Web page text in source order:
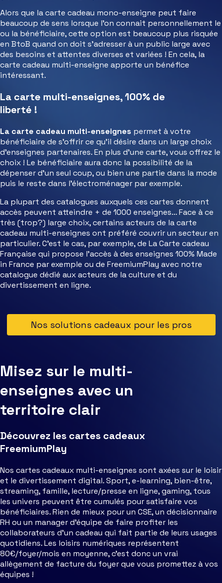
Alors que la carte cadeau mono-enseigne peut faire
beaucoup de sens lorsque l’on connait personnellement le
ou la bénéficiaire, cette option est beaucoup plus risquée
en BtoB quand on doit s’adresser à un public large avec
des besoins et attentes diverses et variées ! En cela, la
carte cadeau multi-enseigne apporte un bénéfice
intéressant.
La carte multi-enseignes, 100% de
liberté !
La carte cadeau multi-enseignes permet à votre
bénéficiaire de s’offrir ce qu’il désire dans un large choix
d’enseignes partenaires. En plus d’une carte, vous offrez le
choix ! Le bénéficiaire aura donc la possibilité de la
dépenser d’un seul coup, ou bien une partie dans la mode
puis le reste dans l’électroménager par exemple.
La plupart des catalogues auxquels ces cartes donnent
accès peuvent atteindre + de 1000 enseignes… Face à ce
très (trop?) large choix, certains acteurs de la carte
cadeau multi-enseignes ont préféré couvrir un secteur en
particulier. C’est le cas, par exemple, de La Carte cadeau
Française qui propose l’accès à des enseignes 100% Made
in France par exemple ou de FreemiumPlay avec notre
catalogue dédié aux acteurs de la culture et du
divertissement en ligne.
Nos solutions cadeaux pour les pros
Misez sur le multi-
enseignes avec un
territoire clair
Découvrez les cartes cadeaux
FreemiumPlay
Nos cartes cadeaux multi-enseignes sont axées sur le loisir
et le divertissement digital. Sport, e-learning, bien-être,
streaming, famille, lecture/presse en ligne, gaming, tous
les univers peuvent être cumulés pour satisfaire vos
bénéficiaires. Rien de mieux pour un CSE, un décisionnaire
RH ou un manager d’équipe de faire profiter les
collaborateurs d’un cadeau qui fait partie de leurs usages
quotidiens. Les loisirs numériques représentent
80€/foyer/mois en moyenne, c’est donc un vrai
allègement de facture du foyer que vous promettez à vos
équipes !